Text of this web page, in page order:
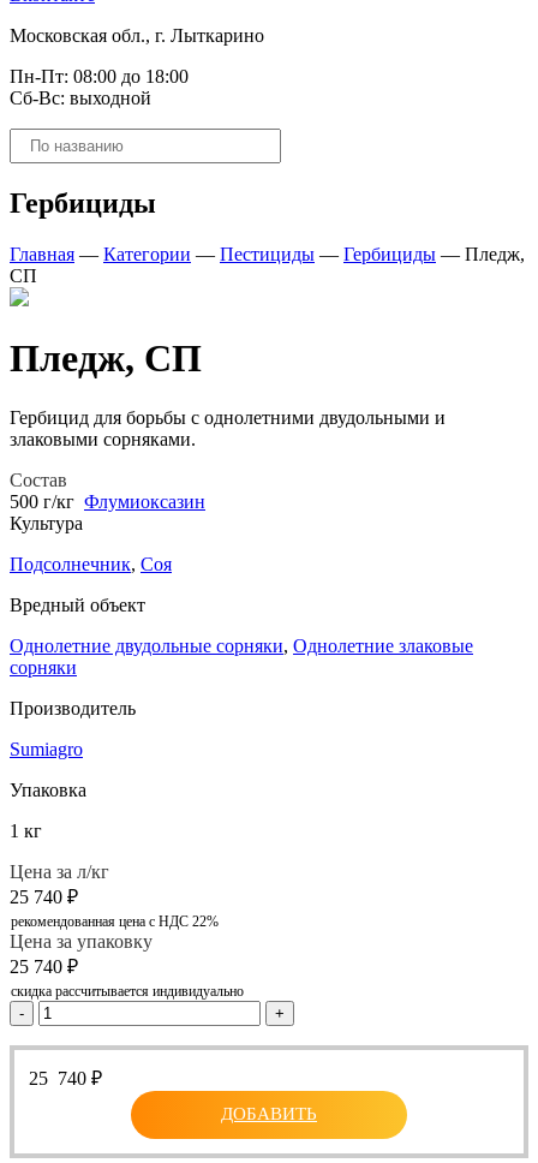
Московская обл., г. Лыткарино
Пн-Пт: 08:00 до 18:00
Сб-Вс: выходной
Поиск
товаров
Гербициды
Главная — Категории — Пестициды — Гербициды — Пледж,
СП
Пледж, СП
Гербицид для борьбы с однолетними двудольными и
злаковыми сорняками.
Состав
500 г/кг Флумиоксазин
Культура
Подсолнечник, Соя
Вредный объект
Однолетние двудольные сорняки, Однолетние злаковые
сорняки
Производитель
Sumiagro
Упаковка
1 кг
Цена за л/кг
25 740 ₽
рекомендованная цена с НДС 22%
Цена за упаковку
25 740 ₽
скидка рассчитывается индивидуально
- +
25 740 ₽
ДОБАВИТЬ